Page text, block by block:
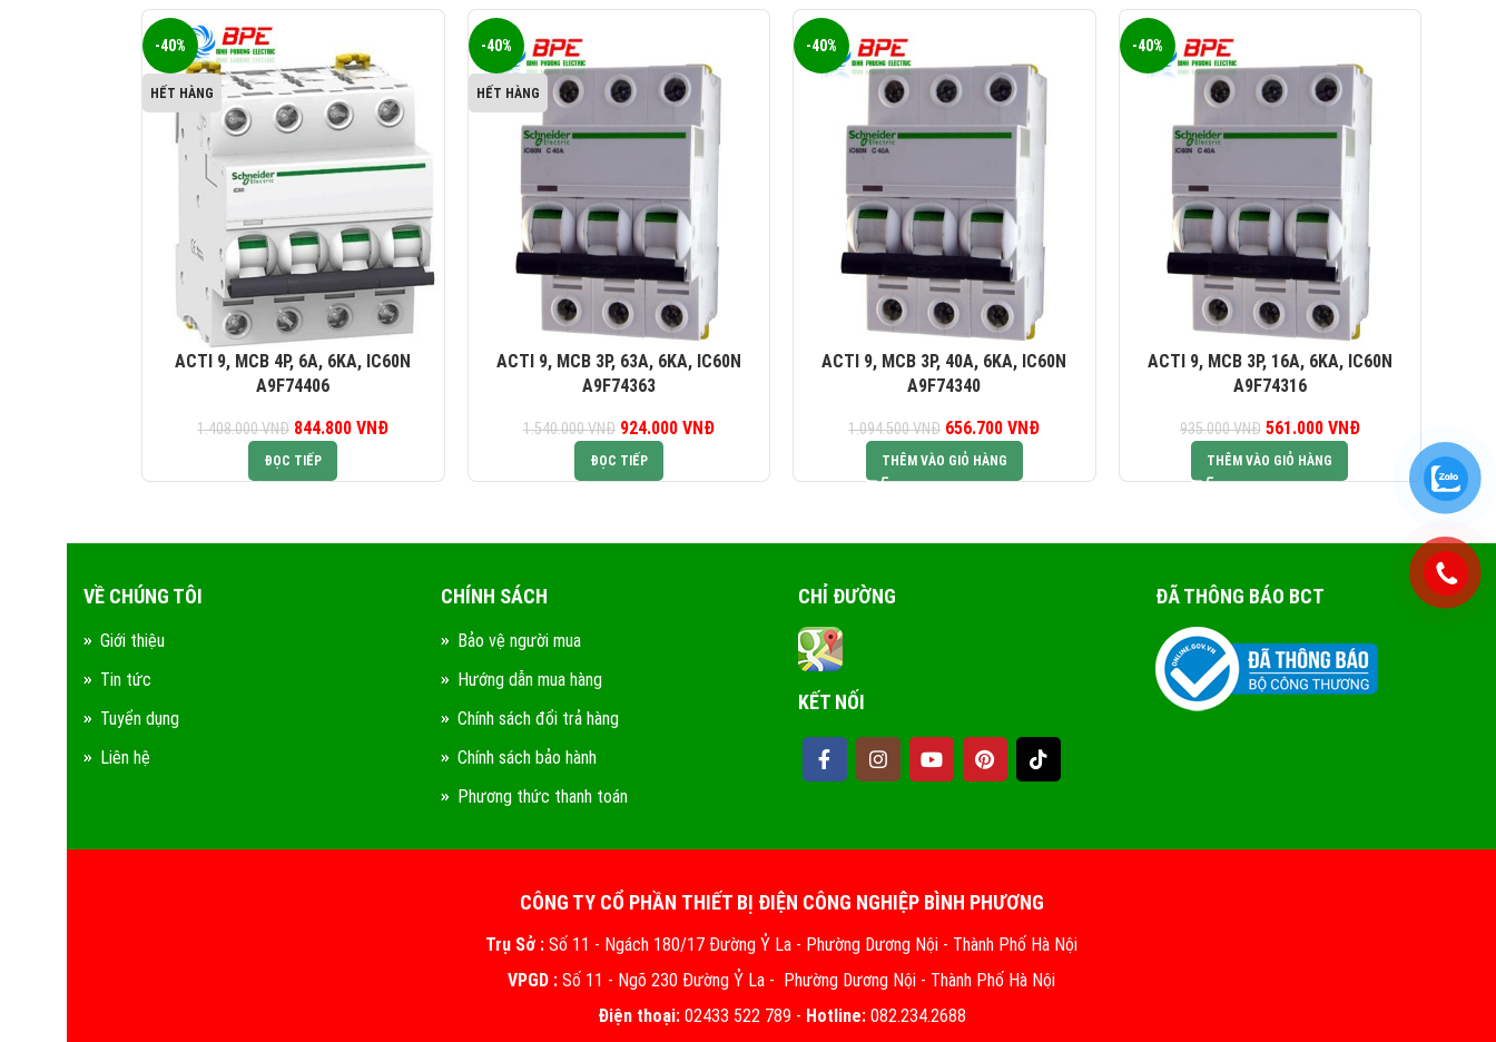
-40%
HẾT HÀNG
ACTI 9, MCB 4P, 6A, 6KA, IC60N
A9F74406
1.408.000VNĐ
Giá gốc là:
1.408.000 VNĐ.
844.800VNĐ
ĐỌC TIẾP
-40%
HẾT HÀNG
ACTI 9, MCB 3P, 63A, 6KA, IC60N
A9F74363
1.540.000VNĐ
Giá gốc là:
1.540.000 VNĐ.
924.000 VNĐ
ĐỌC TIẾP
-40%
ACTI 9, MCB 3P, 40A, 6KA, IC60N
A9F74340
1.094.500VNĐ
Giá gốc là:
1.094.500 VNĐ.
656.700VNĐ
THÊM VÀO GIỎ HÀNG
-40%
ACTI 9, MCB 3P, 16A, 6KA, IC60N
A9F74316
935.000VNĐ
Giá gốc là:
935.000 VNĐ.
561.000 VNĐ
561.000 VNĐ.
THÊM VÀO GIỎ HÀNG
VỀ CHÚNG TÔI
Giới thiệu
Tin tức
Tuyển dụng
Liên hệ
CHÍNH SÁCH
Bảo vệ người mua
Hướng dẫn mua hàng
Chính sách đổi trả hàng
Chính sách bảo hành
Phương thức thanh toán
CHỈ ĐƯỜNG
KẾT NỐI
ĐÃ THÔNG BÁO BCT
CÔNG TY CỔ PHẦN THIẾT BỊ ĐIỆN CÔNG NGHIỆP BÌNH PHƯƠNG
Trụ Sở : Số 11 - Ngách 180/17 Đường Ỷ La - Phường Dương Nội - Thành Phố Hà Nội
VPGD : Số 11 - Ngõ 230 Đường Ỷ La - Phường Dương Nội - Thành Phố Hà Nội
Điện thoại:02433 522 789 - Hotline:082.234.2688